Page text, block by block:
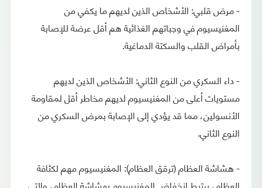
- مرض قلبي: الأشخاص الذين لديهم ما يكفي من
المغنيسيوم في وجباتهم الغذائية هم أقل عرضة للإصابة
بأمراض القلب والسكتة الدماغية.
- داء السكري من النوع الثاني: الأشخاص الذين لديهم
مستويات أعلى من المغنيسيوم لديهم مخاطر أقل لمقاومة
الأنسولين، مما قد يؤدي إلى الإصابة بمرض السكري من
النوع الثاني.
- هشاشة العظام (ترقق العظام): المغنيسيوم مهم لكثافة
العظام، يرتبط انخفاض المغنيسيوم بهشاشة العظام، والتي